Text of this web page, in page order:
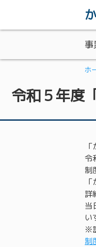
ホ
令和５年度
令
制
詳
当
い
※
制